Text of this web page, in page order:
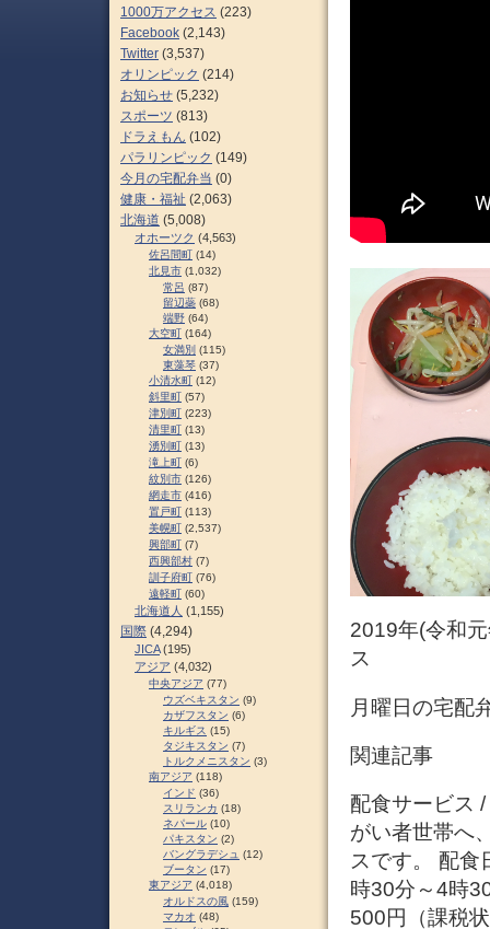
2019年(令和
ス
月曜日の宅配
関連記事
配食サービス
がい者世帯へ
スです。 配食
時30分～4時
500円（課税
1000万アクセス (223)
Facebook (2,143)
Twitter (3,537)
オリンピック (214)
お知らせ (5,232)
スポーツ (813)
ドラえもん (102)
パラリンピック (149)
今月の宅配弁当 (0)
健康・福祉 (2,063)
北海道 (5,008)
オホーツク (4,563)
佐呂間町 (14)
北見市 (1,032)
常呂 (87)
留辺蘂 (68)
端野 (64)
大空町 (164)
女満別 (115)
東藻琴 (37)
小清水町 (12)
斜里町 (57)
津別町 (223)
清里町 (13)
湧別町 (13)
滝上町 (6)
紋別市 (126)
網走市 (416)
置戸町 (113)
美幌町 (2,537)
興部町 (7)
西興部村 (7)
訓子府町 (76)
遠軽町 (60)
北海道人 (1,155)
国際 (4,294)
JICA(195)
アジア (4,032)
中央アジア (77)
ウズベキスタン (9)
カザフスタン (6)
キルギス (15)
タジキスタン (7)
トルクメニスタン (3)
南アジア (118)
インド (36)
スリランカ (18)
ネパール (10)
パキスタン (2)
バングラデシュ (12)
ブータン (17)
東アジア (4,018)
オルドスの風 (159)
マカオ (48)